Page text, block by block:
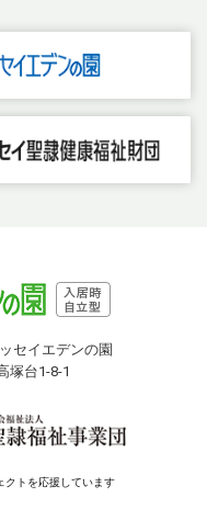
セイエデンの園
塚台1-8-1
クトを応援しています